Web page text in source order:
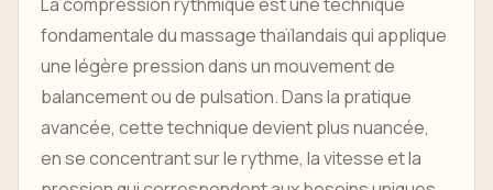
fondamentale du massage thaïlandais qui applique
une légère pression dans un mouvement de
balancement ou de pulsation. Dans la pratique
avancée, cette technique devient plus nuancée,
en se concentrant sur le rythme, la vitesse et la